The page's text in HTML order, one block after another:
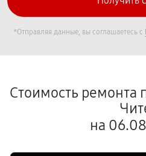
*Отправляя данные, вы соглашаетесь с
Стоимость ремонта
на